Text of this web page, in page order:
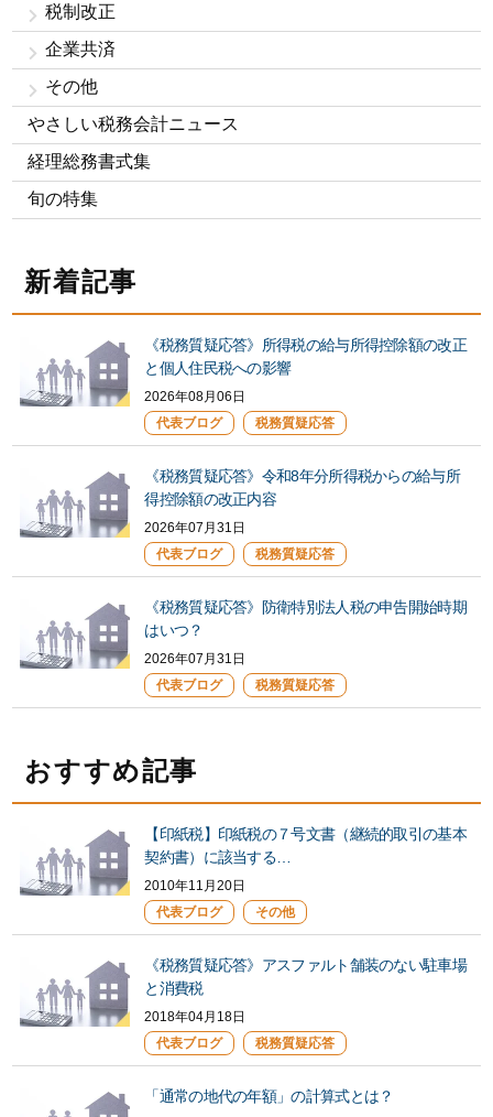
税制改正
企業共済
その他
やさしい税務会計ニュース
経理総務書式集
旬の特集
新着記事
《税務質疑応答》所得税の給与所得控除額の改正
と個人住民税への影響
2026年08月06日
代表ブログ
税務質疑応答
《税務質疑応答》令和8年分所得税からの給与所
得控除額の改正内容
2026年07月31日
代表ブログ
税務質疑応答
《税務質疑応答》防衛特別法人税の申告開始時期
はいつ？
2026年07月31日
代表ブログ
税務質疑応答
おすすめ記事
【印紙税】印紙税の７号文書（継続的取引の基本
契約書）に該当する…
2010年11月20日
代表ブログ
その他
《税務質疑応答》アスファルト舗装のない駐車場
と消費税
2018年04月18日
代表ブログ
税務質疑応答
「通常の地代の年額」の計算式とは？